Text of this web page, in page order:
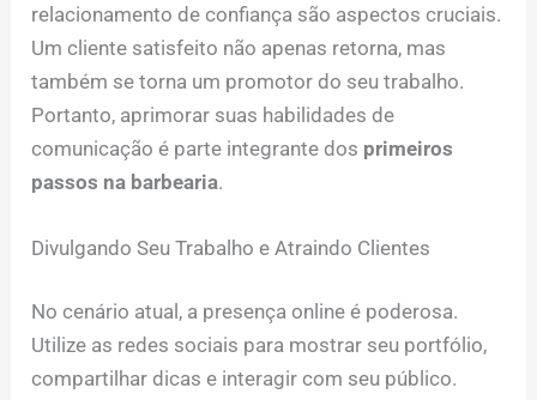
relacionamento de confiança são aspectos cruciais.
Um cliente satisfeito não apenas retorna, mas
também se torna um promotor do seu trabalho.
Portanto, aprimorar suas habilidades de
comunicação é parte integrante dos primeiros
passos na barbearia.
Divulgando Seu Trabalho e Atraindo Clientes
No cenário atual, a presença online é poderosa.
Utilize as redes sociais para mostrar seu portfólio,
compartilhar dicas e interagir com seu público.